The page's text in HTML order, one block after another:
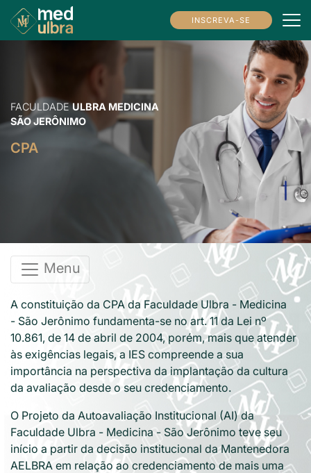
INSCREVA-SE
FACULDADE ULBRA MEDICINA
SÃO JERÔNIMO
CPA
Menu
A constituição da CPA da Faculdade Ulbra - Medicina
- São Jerônimo fundamenta-se no art. 11 da Lei nº
10.861, de 14 de abril de 2004, porém, mais que atender
às exigências legais, a IES compreende a sua
importância na perspectiva da implantação da cultura
da avaliação desde o seu credenciamento.
O Projeto da Autoavaliação Institucional (AI) da
Faculdade Ulbra - Medicina - São Jerônimo teve seu
início a partir da decisão institucional da Mantenedora
AELBRA em relação ao credenciamento de mais uma